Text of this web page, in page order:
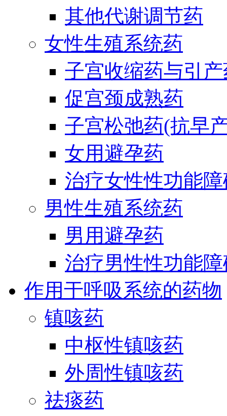
其他代谢调节药
女性生殖系统药
子宫收缩药与引
促宫颈成熟药
子宫松弛药(抗早
女用避孕药
治疗女性性功能
男性生殖系统药
男用避孕药
治疗男性性功能
作用于呼吸系统的药物
镇咳药
中枢性镇咳药
外周性镇咳药
祛痰药